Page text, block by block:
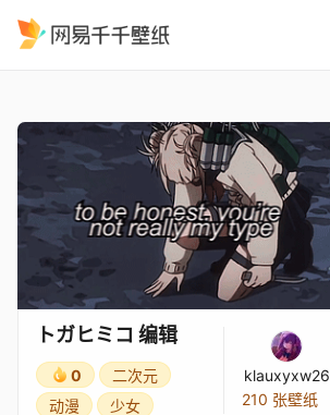
トガヒミコ 编辑
0
二次元
动漫
少女
klauxyxw26
210 张壁纸